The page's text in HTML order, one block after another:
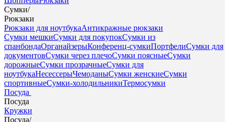
Сумки/
Рюкзаки
Рюкзаки для ноутбукаАнтикражные рюкзаки
Сумки мешкиСумки для покупокСумки из
спанбондаОрганайзерыКонференц-сумкиПортфелиСумки для
документовСумки через плечоСумки поясныеСумки
дорожныеСумки прозрачныеСумки для
ноутбукаНесессерыЧемоданыСумки женскиеСумки
спортивныеСумки-холодильникиТермосумки
Посуда
Посуда
Кружки
Посуда/